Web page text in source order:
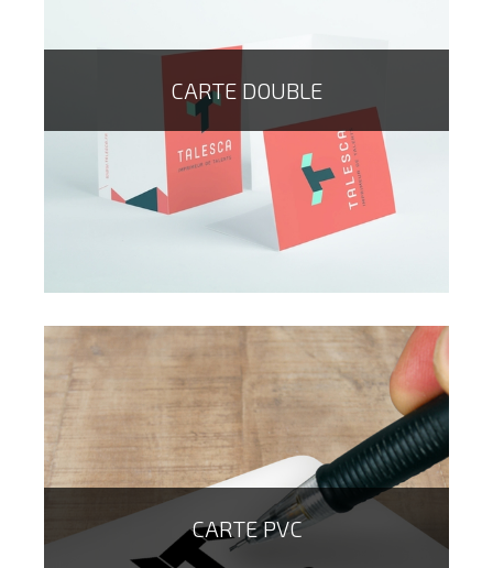
CARTE DOUBLE
CARTE PVC